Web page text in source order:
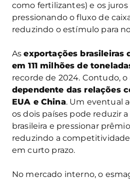
como fertilizantes) e os
pressionando o fluxo de
reduzindo o estímulo para
Asexportações brasileiras
em 111 milhões de
recorde de 2024. Contudo,
dependente das relações
EUA e China. Um eventual
os dois países pode reduzir
brasileira e pressionar
reduzindo a competitividade
em curto prazo.
No mercado interno, o